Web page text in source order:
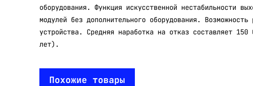
оборудования. Функция искусственной нестабильности
модулей без дополнительного оборудования.
устройства. Средняя наработка на отказ составляет
лет).
Похожие товары